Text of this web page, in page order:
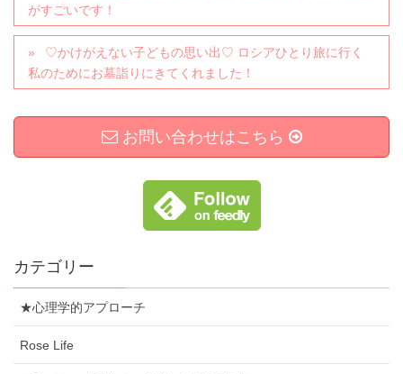
がすごいです！
♡かけがえない子どもの思い出♡ ロシアひとり旅に行く
私のためにお墓詣りにきてくれました！
お問い合わせはこちら
カテゴリー
★心理学的アプローチ
Rose Life